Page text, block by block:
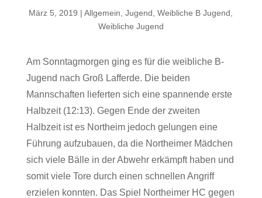
März 5, 2019 Allgemein ,Jugend ,Weibliche B Jugend
Weibliche Jugend
Am Sonntagmorgen ging es für die weibliche B-
Jugend nach Groß Lafferde. Die beiden
Mannschaften lieferten sich eine spannende erste
Halbzeit (12:13). Gegen Ende der zweiten
Halbzeit ist es Northeim jedoch gelungen eine
Führung aufzubauen, da die Northeimer Mädchen
sich viele Bälle in der Abwehr erkämpft haben und
somit viele Tore durch einen schnellen Angriff
erzielen konnten. Das Spiel Northeimer HC gegen
Hallenheft
Kooperationen
Termine
Intern